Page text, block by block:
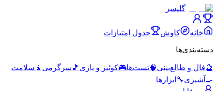
گلپسر
خانه کاوش جدول امتیازات
دسته‌بندی‌ها
🔮فال و طالع‌بینی🧠تست‌ها🎮کوئیز و بازی 🎵 سرگرمی 🧘 سلامت
🍳 آشپزی🔧 ابزارها